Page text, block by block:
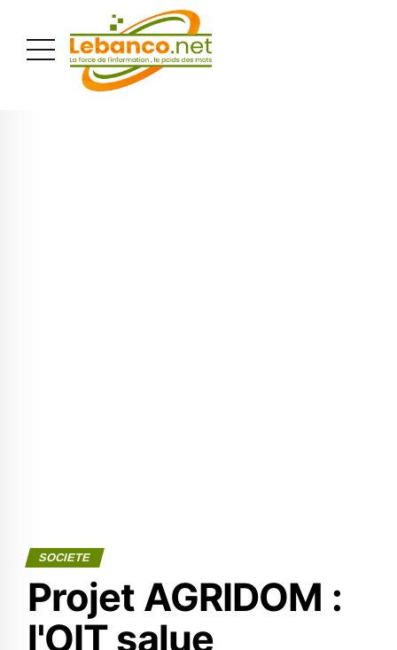
SOCIETE
Projet AGRIDOM :
l'OIT salue